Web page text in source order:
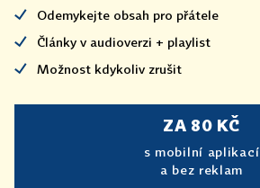
Odemykejte obsah pro přátele
Články v audioverzi + playlist
Možnost kdykoliv zrušit
ZA 80 KČ
s mobilní aplikací
a bez reklam